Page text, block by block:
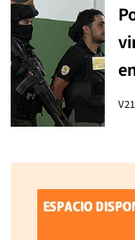
V21